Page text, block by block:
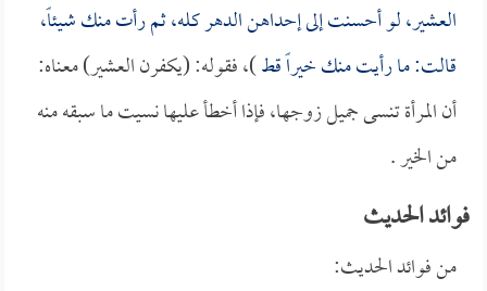
العشير، لو أحسنت إلى إحداهن الدهر كله، ثم رأت منك شيئاً،
قالت: ما رأيت منك خيراً قط)، فقوله: (يكفرن العشير) معناه:
أن المرأة تنسى جميل زوجها، فإذا أخطأ عليها نسيت ما سبقه منه
من الخير .
فوائد الحديث
من فوائد الحديث: